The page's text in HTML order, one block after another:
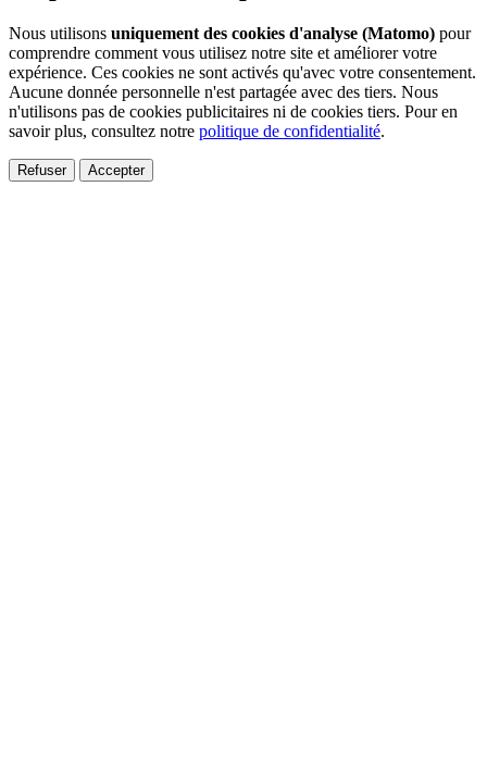
Nous utilisons uniquement des cookies d'analyse (Matomo) pour
comprendre comment vous utilisez notre site et améliorer votre
expérience. Ces cookies ne sont activés qu'avec votre consentement.
Aucune donnée personnelle n'est partagée avec des tiers. Nous
n'utilisons pas de cookies publicitaires ni de cookies tiers. Pour en
savoir plus, consultez notre politique de confidentialité.
Refuser Accepter